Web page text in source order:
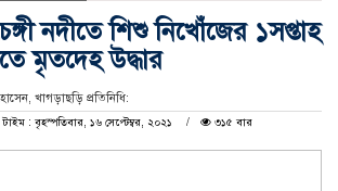
নদীতে শিশু নিখোঁজের ১সপ্তাহ
মৃতদেহ উদ্ধার
খাগড়াছড়ি প্রতিনিধি:
: বৃহস্পতিবার, ১৬ সেপ্টেম্বর, ২০২১
৩১৫ বার